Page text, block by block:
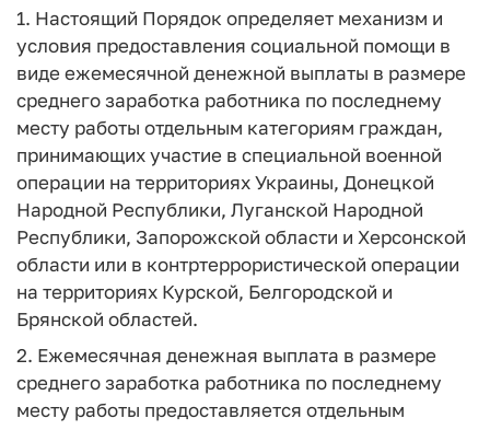
1. Настоящий Порядок определяет механизм и
условия предоставления социальной помощи в
виде ежемесячной денежной выплаты в размере
среднего заработка работника по последнему
месту работы отдельным категориям граждан,
принимающих участие в специальной военной
операции на территориях Украины, Донецкой
Народной Республики, Луганской Народной
Республики, Запорожской области и Херсонской
области или в контртеррористической операции
на территориях Курской, Белгородской и
Брянской областей.
2. Ежемесячная денежная выплата в размере
среднего заработка работника по последнему
месту работы предоставляется отдельным